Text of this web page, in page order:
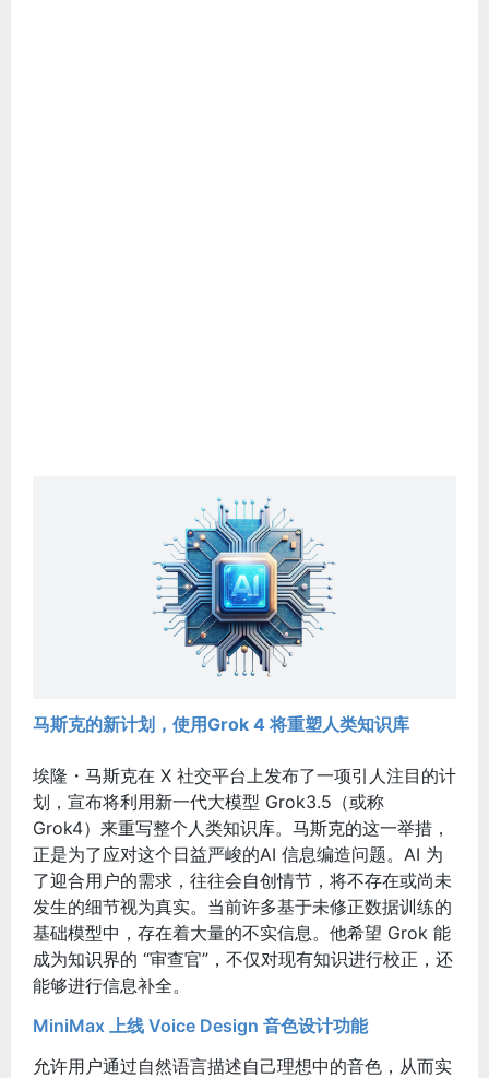
马斯克的新计划，使用Grok 4 将重塑人类知识库
埃隆・马斯克在 X 社交平台上发布了一项引人注目的计
划，宣布将利用新一代大模型 Grok3.5（或称
Grok4）来重写整个人类知识库。 马斯克的这一举措，
正是为了应对这个日益严峻的AI 信息编造问题。AI 为
了迎合用户的需求，往往会自创情节，将不存在或尚未
发生的细节视为真实。 当前许多基于未修正数据训练的
基础模型中，存在着大量的不实信息。他希望 Grok 能
成为知识界的 “审查官”，不仅对现有知识进行校正，还
能够进行信息补全。
MiniMax 上线 Voice Design 音色设计功能
允许用户通过自然语言描述自己理想中的音色，从而实